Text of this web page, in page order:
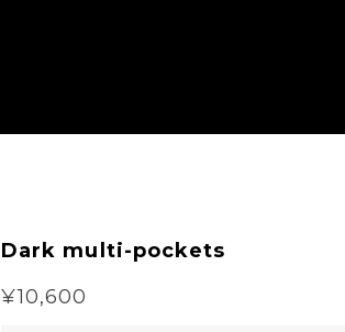
Dark multi-pockets
¥10,600